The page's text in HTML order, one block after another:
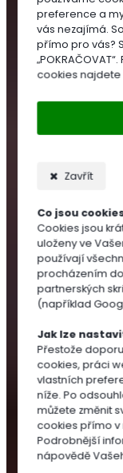
preference a
vás nezajímá.
přímo pro vás?
cookies najdete
Zavřít
Co jsou
Cookies jsou
uloženy ve
používají
procházením
partnerských
(například
Jak lze
Přestože
cookies, práci
vlastních
níže. Po
můžete změnit
cookies přímo
Podrobnější
nápovědě
SUBSTRÁTY
MULČOVÁNÍ